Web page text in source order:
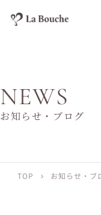
NEWS
お知らせ・ブログ
TOP chevron_right お知らせ・ブ